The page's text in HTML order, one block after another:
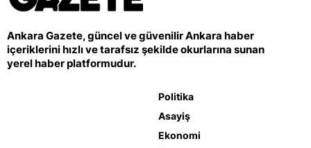
Ankara Gazete, güncel ve güvenilir Ankara haber
içeriklerini hızlı ve tarafsız şekilde okurlarına sunan
yerel haber platformudur.
Politika
Asayiş
Ekonomi